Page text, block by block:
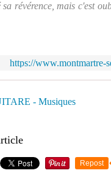
révérence, mais c'est
https://www.montmartre-
- Musiques
Repost